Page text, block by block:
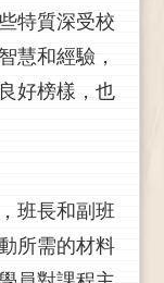
特質深受校
慧和經驗，
好榜樣，也
班長和副班
所需的材料